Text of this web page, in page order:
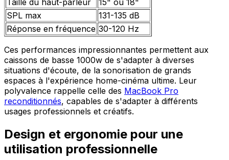
SPL max
131-135 dB
Réponse en fréquence 30-120 Hz
Ces performances impressionnantes permettent aux
caissons de basse 1000w de s'adapter à diverses
situations d'écoute, de la sonorisation de grands
espaces à l'expérience home-cinéma ultime. Leur
polyvalence rappelle celle des MacBook Pro
reconditionnés, capables de s'adapter à différents
usages professionnels et créatifs.
Design et ergonomie pour une
utilisation professionnelle